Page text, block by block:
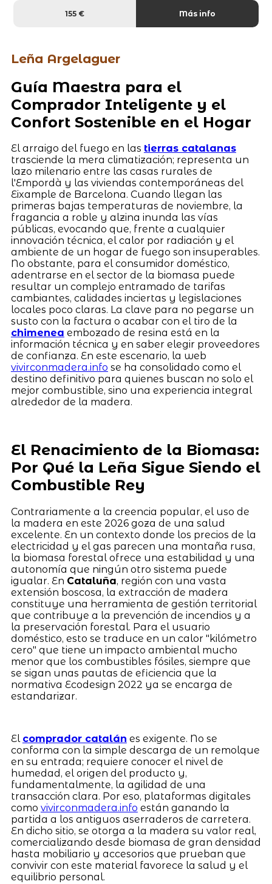
155 € Más info
Leña Argelaguer
Guía Maestra para el
Comprador Inteligente y el
Confort Sostenible en el Hogar
El arraigo del fuego en las tierras catalanas
trasciende la mera climatización; representa un
lazo milenario entre las casas rurales de
l'Empordà y las viviendas contemporáneas del
Eixample de Barcelona. Cuando llegan las
primeras bajas temperaturas de noviembre, la
fragancia a roble y alzina inunda las vías
públicas, evocando que, frente a cualquier
innovación técnica, el calor por radiación y el
ambiente de un hogar de fuego son insuperables.
No obstante, para el consumidor doméstico,
adentrarse en el sector de la biomasa puede
resultar un complejo entramado de tarifas
cambiantes, calidades inciertas y legislaciones
locales poco claras. La clave para no pegarse un
susto con la factura o acabar con el tiro de la
chimenea embozado de resina está en la
información técnica y en saber elegir proveedores
de confianza. En este escenario, la web
vivirconmadera.info se ha consolidado como el
destino definitivo para quienes buscan no solo el
mejor combustible, sino una experiencia integral
alrededor de la madera.
El Renacimiento de la Biomasa:
Por Qué la Leña Sigue Siendo el
Combustible Rey
Contrariamente a la creencia popular, el uso de
la madera en este 2026 goza de una salud
excelente. En un contexto donde los precios de la
electricidad y el gas parecen una montaña rusa,
la biomasa forestal ofrece una estabilidad y una
autonomía que ningún otro sistema puede
igualar. En Cataluña, región con una vasta
extensión boscosa, la extracción de madera
constituye una herramienta de gestión territorial
que contribuye a la prevención de incendios y a
la preservación forestal. Para el usuario
doméstico, esto se traduce en un calor "kilómetro
cero" que tiene un impacto ambiental mucho
menor que los combustibles fósiles, siempre que
se sigan unas pautas de eficiencia que la
normativa Ecodesign 2022 ya se encarga de
estandarizar.
El comprador catalán es exigente. No se
conforma con la simple descarga de un remolque
en su entrada; requiere conocer el nivel de
humedad, el origen del producto y,
fundamentalmente, la agilidad de una
transacción clara. Por eso, plataformas digitales
como vivirconmadera.info están ganando la
partida a los antiguos aserraderos de carretera.
En dicho sitio, se otorga a la madera su valor real,
comercializando desde biomasa de gran densidad
hasta mobiliario y accesorios que prueban que
convivir con este material favorece la salud y el
equilibrio personal.